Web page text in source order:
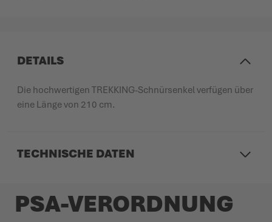
DETAILS
Die hochwertigen TREKKING-Schnürsenkel verfügen über
eine Länge von 210 cm.
TECHNISCHE DATEN
PSA-VERORDNUNG